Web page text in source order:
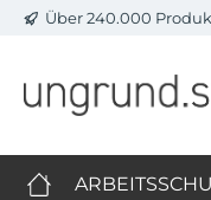
Hauptinhalt
Zur Suche springen
ZurÜber 240.000